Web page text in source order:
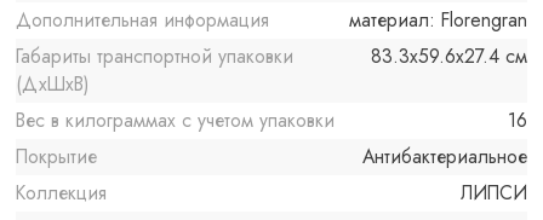
Дополнительная информация
материал: Florengran
Габариты транспортной упаковки
(ДхШхВ)
83.3x59.6x27.4 см
Вес в килограммах с учетом упаковки
16
Покрытие
Антибактериальное
Коллекция
ЛИПСИ